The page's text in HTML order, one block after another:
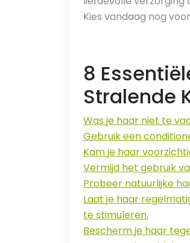
Kies vandaag nog
8
Stralende
Was je haar niet te
Gebruik een
Kam je haar
Vermijd het gebruik
Probeer natuurlijke
Laat je haar
te stimuleren.
Bescherm je haar